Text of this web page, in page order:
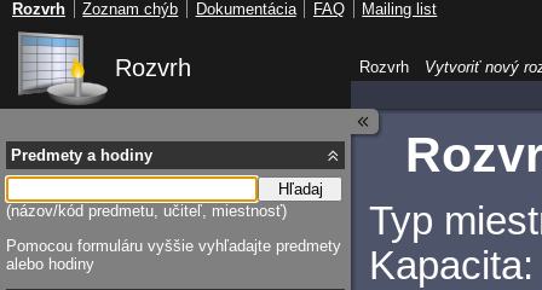
Rozvrh
Typ
Predmety a hodiny
Hľadaj
(názov/kód predmetu, učiteľ, miestnosť)
Pomocou formuláru vyššie vyhľadajte predmety
alebo hodiny
Rozvrh Vytvoriť nový
Rozvrh Zoznam chýb Dokumentácia FAQ Mailing list